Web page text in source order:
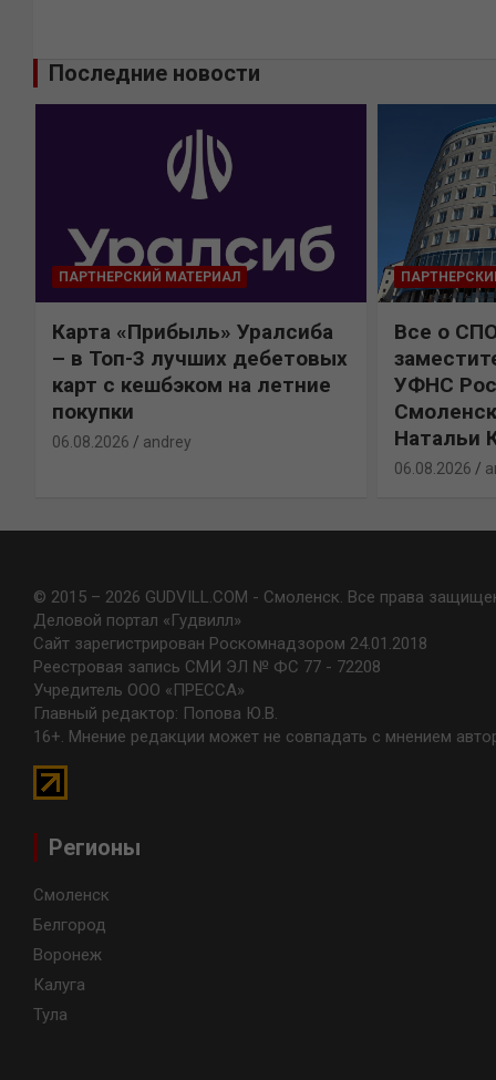
Последние новости
ПАРТНЕРСКИЙ МАТЕРИАЛ
Карта «Прибыль» Уралсиба
– в Топ-3 лучших дебетовых
карт с кешбэком на летние
покупки
06.08.2026 andrey
Все о
УФНС
Натальи
06.08.2026
© 2015 – 2026 GUDVILL.COM - Смоленск. Все права
Деловой портал «Гудвилл»
Сайт зарегистрирован Роскомнадзором 24.01.2018
Реестровая запись СМИ ЭЛ № ФС 77 - 72208
Учредитель ООО «ПРЕССА»
Главный редактор: Попова Ю.В.
16+. Мнение редакции может не совпадать с мнением
Регионы
Смоленск
Белгород
Воронеж
Калуга
Тула